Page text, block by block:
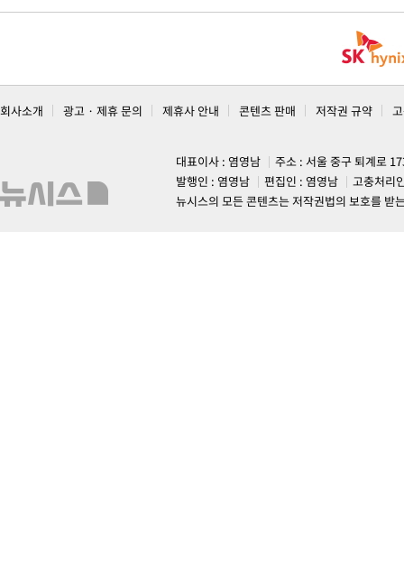
회사소개 광고 · 제휴 문의 제휴사 안내 콘텐츠 판매 저작권 규약
대표이사 : 염영남
주소 : 서울 중구 퇴계로
발행인 : 염영남
편집인 : 염영남
고충처리
뉴시스의 모든 콘텐츠는 저작권법의 보호를